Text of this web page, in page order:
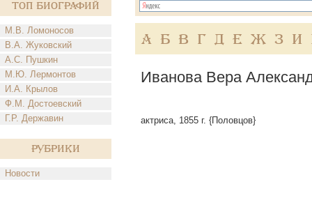
Топ Биографий
М.В. Ломоносов
В.А. Жуковский
А.С. Пушкин
М.Ю. Лермонтов
И.А. Крылов
Ф.М. Достоевский
Г.Р. Державин
Рубрики
Новости
А Б В Г Д Е Ж З И
Иванова Вера
актриса, 1855 г. {Половцов}